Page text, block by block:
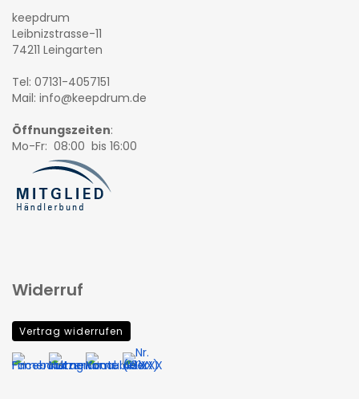
keepdrum
Leibnizstrasse-11
74211 Leingarten
Tel: 07131-4057151
Mail: info@keepdrum.de
Öffnungszeiten:
Mo-Fr: 08:00 bis 16:00
Widerruf
Vertrag widerrufen